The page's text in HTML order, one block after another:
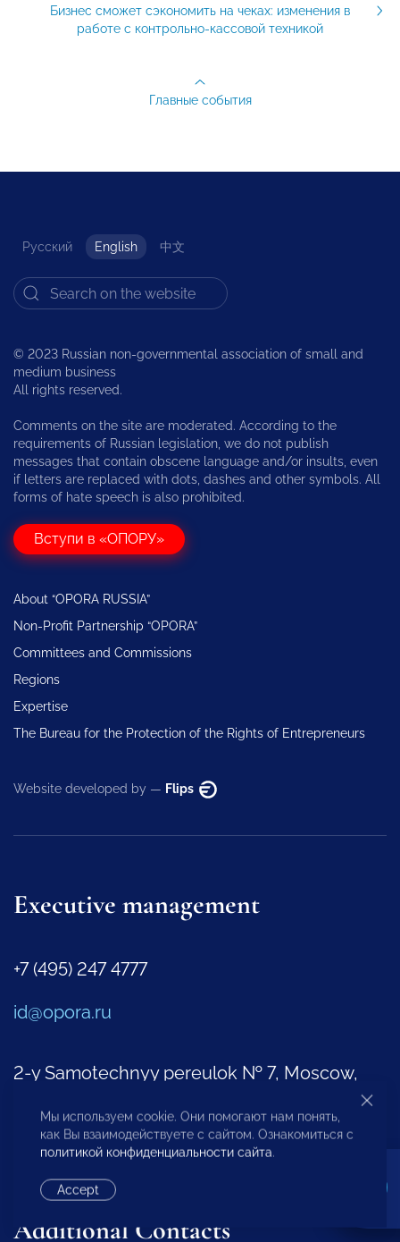
Бизнес сможет сэкономить на чеках: изменения в
работе с контрольно-кассовой техникой
Главные события
Русский English 中文
© 2023 Russian non-governmental association of small and
medium business
All rights reserved.
Comments on the site are moderated. According to the
requirements of Russian legislation, we do not publish
messages that contain obscene language and/or insults, even
if letters are replaced with dots, dashes and other symbols. All
forms of hate speech is also prohibited.
Вступи в «ОПОРУ»
About “OPORA RUSSIA”
Non-Profit Partnership “OPORA”
Committees and Commissions
Regions
Expertise
The Bureau for the Protection of the Rights of Entrepreneurs
Website developed by — Flips
Executive management
+7 (495) 247 4777
id@opora.ru
2-y Samotechnyy pereulok № 7, Moscow,
Regional Offices
Representatives Abroad
Additional Contacts
Мы используем cookie. Они помогают нам понять,
как Вы взаимодействуете с сайтом. Ознакомиться с
политикой конфиденциальности сайта.
Accept